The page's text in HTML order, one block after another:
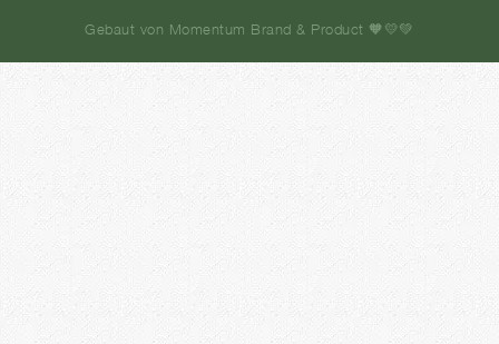
Gebaut von Momentum Brand & Product 🧡💛💚